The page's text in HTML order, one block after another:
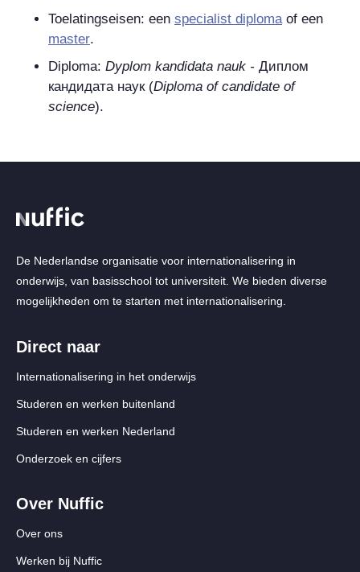
Toelatingseisen: een specialist diplomaof een
master.
Diploma: Dyplom kandidata nauk - Диплом
кандидата наук(Diploma of candidate of
science).
De Nederlandse organisatie voor internationalisering in
onderwijs, van basisschool tot universiteit. We bieden diverse
mogelijkheden om te starten met internationalisering.
Direct naar
Internationalisering in het onderwijs
Studeren en werken buitenland
Studeren en werken Nederland
Onderzoek en cijfers
Over Nuffic
Over ons
Werken bij Nuffic